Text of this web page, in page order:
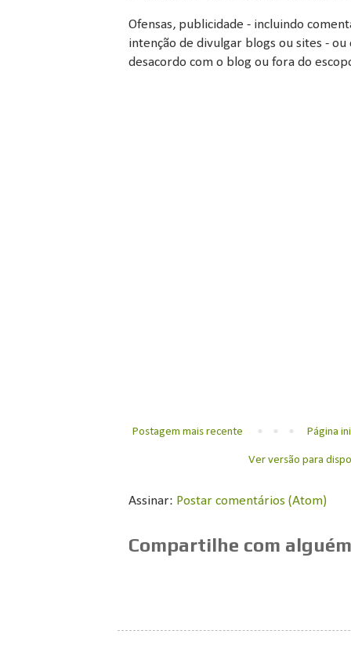
Ofensas, publicidade - incluindo
intenção de divulgar blogs ou sites -
desacordo com o blog ou fora do
Postagem mais recente Página
Ver versão para
Assinar: Postar comentários (Atom)
Compartilhe com